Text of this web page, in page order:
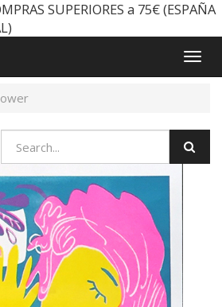
SUPERIORES a 75€ (ESPAÑA